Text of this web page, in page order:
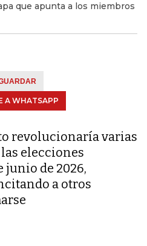
que apunta a los miembros
A WHATSAPP
revolucionaría varias
elecciones
junio de 2026,
a otros